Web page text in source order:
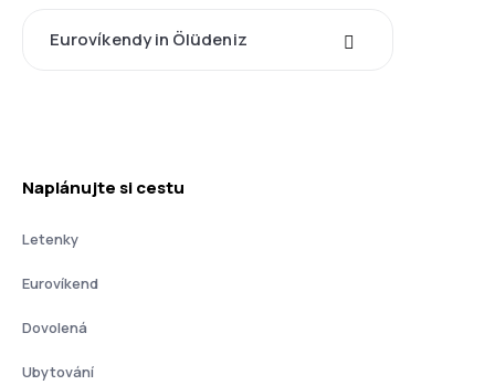
Eurovíkendy in Ölüdeniz
Naplánujte si cestu
Letenky
Eurovíkend
Dovolená
Ubytování